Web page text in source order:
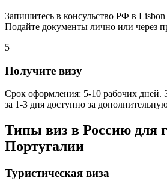
Запишитесь в консульство РФ в
Подайте документы лично или через
5
Получите визу
Срок оформления: 5-10 рабочих дней.
за 1-3 дня доступно за
Типы виз в Россию для
Португалии
Туристическая виза